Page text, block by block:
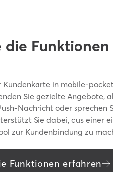
die Funktionen
Kundenkarte in mobile-
Sie gezielte Angebote,
Nachricht oder sprechen
Sie dabei, aus einer
zur Kundenbindung zu
Funktionen erfahren